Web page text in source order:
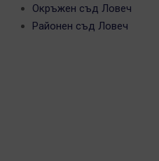
Окръжен съд Ловеч
Районен съд Ловеч